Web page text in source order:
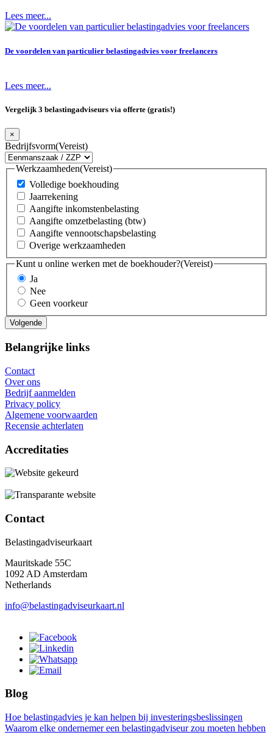
Lees meer...
De voordelen van particulier belastingadvies voor freelancers
Lees meer...
Vergelijk 3 belastingadviseurs via offerte (gratis!)
×
Bedrijfsvorm(Vereist)
Werkzaamheden(Vereist)
Volledige boekhouding
Jaarrekening
Aangifte inkomstenbelasting
Aangifte omzetbelasting (btw)
Aangifte vennootschapsbelasting
Overige werkzaamheden
Kunt u online werken met de boekhouder?(Vereist)
Ja
Nee
Geen voorkeur
Belangrijke links
Contact
Over ons
Bedrijf aanmelden
Privacy policy
Algemene voorwaarden
Recensie achterlaten
Accreditaties
Contact
Belastingadviseurkaart
Mauritskade 55C
1092 AD Amsterdam
Netherlands
info@belastingadviseurkaart.nl
Blog
Hoe belastingadvies je kan helpen bij investeringsbeslissingen
Waarom elke ondernemer een belastingadviseur zou moeten hebben